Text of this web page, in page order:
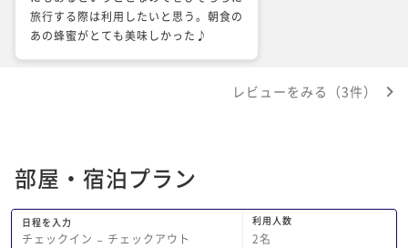
旅行する際は利用したいと思う。朝食の
あの蜂蜜がとても美味しかった♪
レビューをみる（3件）
部屋・宿泊プラン
日程を入力
チェックイン − チェックアウト
利用人数
2名